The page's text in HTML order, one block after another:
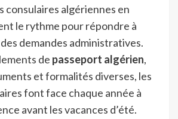
consulaires algériennes en
le rythme pour répondre à
demandes administratives.
de passeport algérien,
et formalités diverses, les
font face chaque année à
avant les vacances d’été.